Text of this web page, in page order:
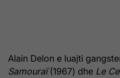
Alain Delon e luajti
Samouraï(1967) dhe Le